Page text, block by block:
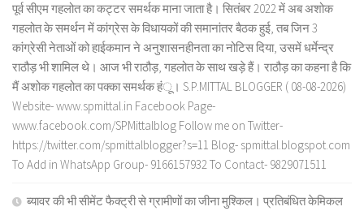
पूर्व सीएम गहलोत का कट्टर समर्थक माना जाता है। सितंबर 2022 में अब अशोक
गहलोत के समर्थन में कांग्रेस के विधायकों की समानांतर बैठक हुई, तब जिन 3
कांग्रेसी नेताओं को हाईकमान ने अनुशासनहीनता का नोटिस दिया, उसमें धर्मेन्द्र
राठौड़ भी शामिल थे। आज भी राठौड़, गहलोत के साथ खड़े हैं। राठौड़ का कहना है कि
मैं अशोक गहलोत का पक्का समर्थक हंू। S.P.MITTAL BLOGGER ( 08-08-2026)
Website- www.spmittal.in Facebook Page-
www.facebook.com/SPMittalblog Follow me on Twitter-
https://twitter.com/spmittalblogger?s=11 Blog- spmittal.blogspot.com
To Add in WhatsApp Group- 9166157932 To Contact- 9829071511
ब्यावर की भी सीमेंट फैक्ट्री से ग्रामीणों का जीना मुश्किल। प्रतिबंधित केमिकल